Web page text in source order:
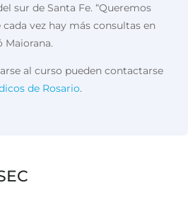
sur de Santa Fe. “Queremos
vez hay más consultas en
Maiorana.
al curso pueden contactarse
de Rosario.